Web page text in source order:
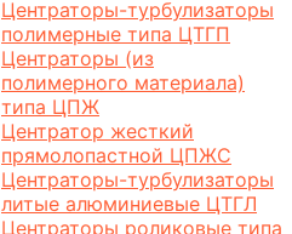
Центраторы-турбулизаторы
полимерные типа ЦТГП
Центраторы (из
полимерного материала)
типа ЦПЖ
Центратор жесткий
прямолопастной ЦПЖС
Центраторы-турбулизаторы
литые алюминиевые ЦТГЛ
Центраторы роликовые типа